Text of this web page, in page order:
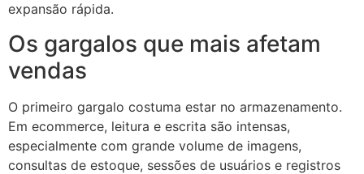
expansão rápida.
Os gargalos que mais afetam
vendas
O primeiro gargalo costuma estar no armazenamento.
Em ecommerce, leitura e escrita são intensas,
especialmente com grande volume de imagens,
consultas de estoque, sessões de usuários e registros